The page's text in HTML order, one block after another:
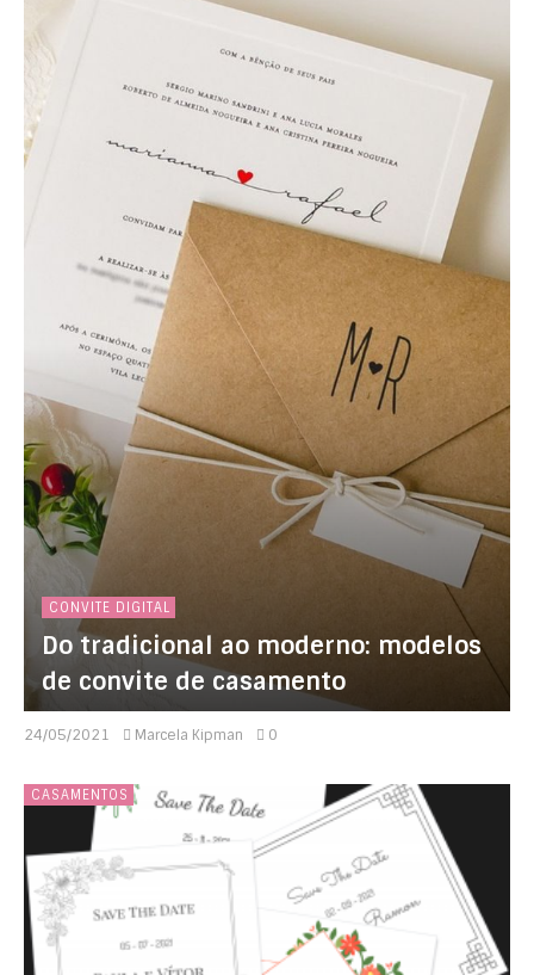
CONVITE DIGITAL
Do tradicional ao moderno: modelos
de convite de casamento
24/05/2021 Marcela Kipman 0
CASAMENTOS